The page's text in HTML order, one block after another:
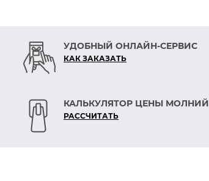
УДОБНЫЙ ОНЛАЙН-СЕРВИС
КАК ЗАКАЗАТЬ
КАЛЬКУЛЯТОР ЦЕНЫ МОЛНИЙ
РАСCЧИТАТЬ